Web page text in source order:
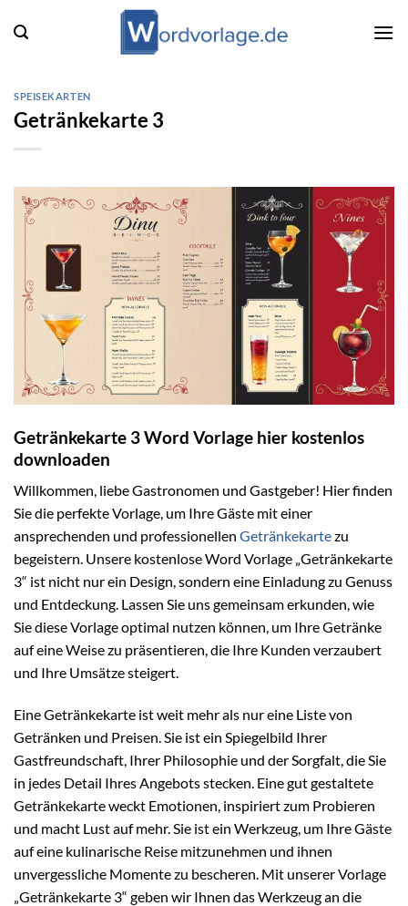
Inhalt
SPEISEKARTEN
Getränkekarte 3
Getränkekarte 3 Word Vorlage hier kostenlos
downloaden
Willkommen, liebe Gastronomen und Gastgeber! Hier finden
Sie die perfekte Vorlage, um Ihre Gäste mit einer
ansprechenden und professionellen Getränkekartezu
begeistern. Unsere kostenlose Word Vorlage „Getränkekarte
3“ ist nicht nur ein Design, sondern eine Einladung zu Genuss
und Entdeckung. Lassen Sie uns gemeinsam erkunden, wie
Sie diese Vorlage optimal nutzen können, um Ihre Getränke
auf eine Weise zu präsentieren, die Ihre Kunden verzaubert
und Ihre Umsätze steigert.
Eine Getränkekarte ist weit mehr als nur eine Liste von
Getränken und Preisen. Sie ist ein Spiegelbild Ihrer
Gastfreundschaft, Ihrer Philosophie und der Sorgfalt, die Sie
in jedes Detail Ihres Angebots stecken. Eine gut gestaltete
Getränkekarte weckt Emotionen, inspiriert zum Probieren
und macht Lust auf mehr. Sie ist ein Werkzeug, um Ihre Gäste
auf eine kulinarische Reise mitzunehmen und ihnen
unvergessliche Momente zu bescheren. Mit unserer Vorlage
„Getränkekarte 3“ geben wir Ihnen das Werkzeug an die